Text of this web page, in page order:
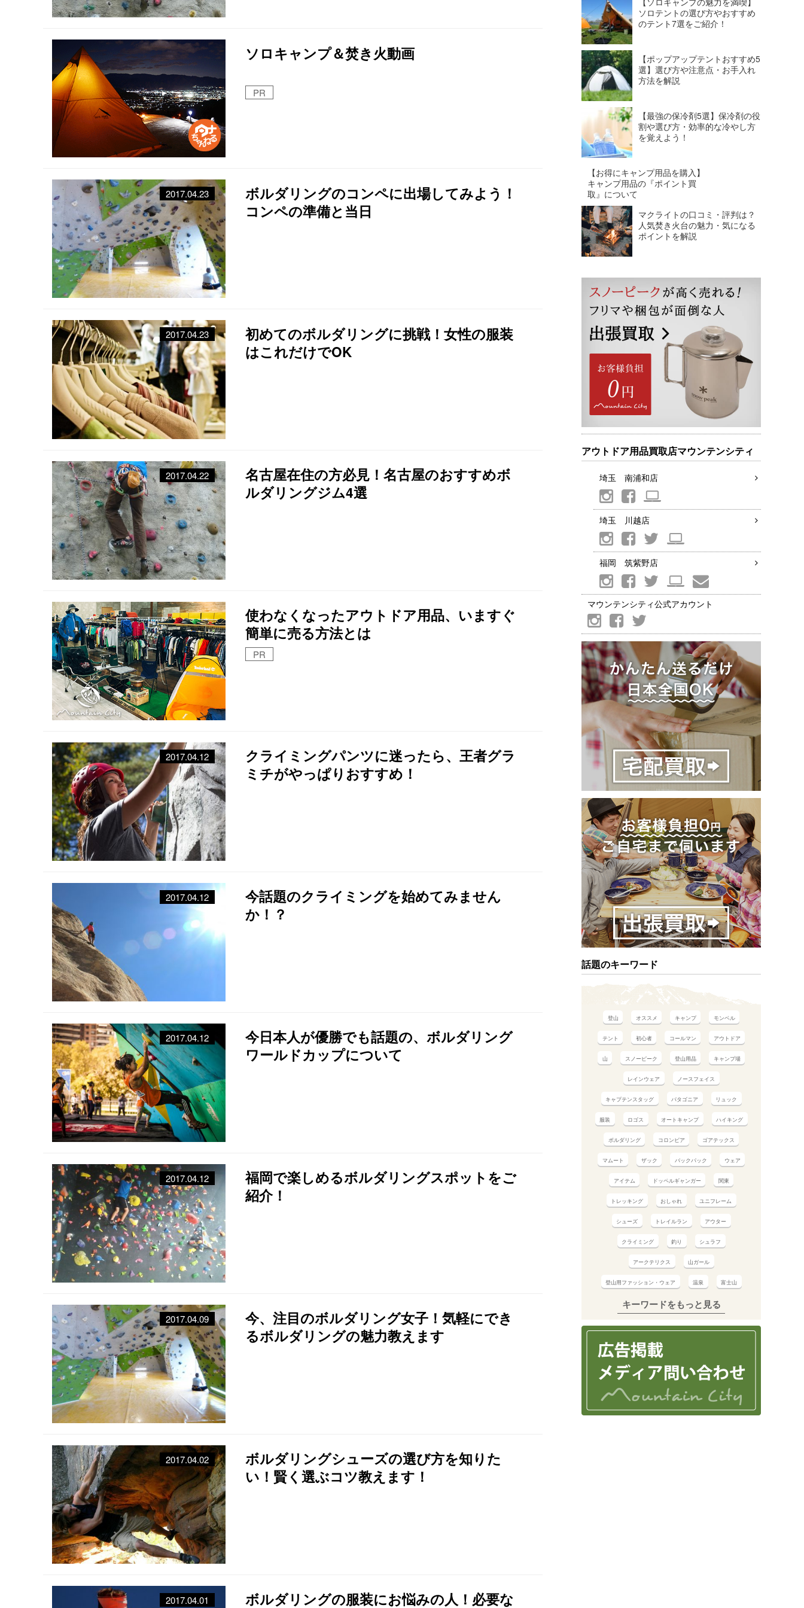
ソロキャンプ＆焚き火動画
PR
ボルダリングのコンペに出場してみよう！
コンペの準備と当日
2017.04.23
初めてのボルダリングに挑戦！女性の服装
はこれだけでOK
2017.04.23
名古屋在住の方必見！名古屋のおすすめボ
ルダリングジム4選
2017.04.22
使わなくなったアウトドア用品、いますぐ
簡単に売る方法とは
PR
クライミングパンツに迷ったら、王者グラ
ミチがやっぱりおすすめ！
2017.04.12
今話題のクライミングを始めてみません
か！？
2017.04.12
今日本人が優勝でも話題の、ボルダリング
ワールドカップについて
2017.04.12
福岡で楽しめるボルダリングスポットをご
紹介！
2017.04.12
今、注目のボルダリング女子！気軽にでき
るボルダリングの魅力教えます
2017.04.09
ボルダリングシューズの選び方を知りた
い！賢く選ぶコツ教えます！
2017.04.02
ボルダリングの服装にお悩みの人！必要な
2017.04.01
ソロテントの選び方やおすすめ
のテント7選をご紹介！
【ポップアップテントおすすめ5
選】選び方や注意点・お手入れ
方法を解説
【最強の保冷剤5選】保冷剤の役
割や選び方・効率的な冷やし方
を覚えよう！
【お得にキャンプ用品を購入】
キャンプ用品の『ポイント買
取』について
マクライトの口コミ・評判は？
人気焚き火台の魅力・気になる
ポイントを解説
アウトドア用品買取店マウンテンシティ
埼玉 南浦和店
埼玉 川越店
福岡 筑紫野店
マウンテンシティ公式アカウント
話題のキーワード
登山 オススメ キャンプ モンベル
テント 初心者 コールマン アウトドア
山 スノーピーク 登山用品 キャンプ場
レインウェア ノースフェイス
キャプテンスタッグ パタゴニア リュック
服装 ロゴス オートキャンプ ハイキング
ボルダリング コロンビア ゴアテックス
マムート ザック バックパック ウェア
アイテム ドッペルギャンガー 関東
トレッキング おしゃれ ユニフレーム
シューズ トレイルラン アウター
クライミング 釣り シュラフ
アークテリクス 山ガール
登山用ファッション・ウェア 温泉 富士山
キーワードをもっと見る